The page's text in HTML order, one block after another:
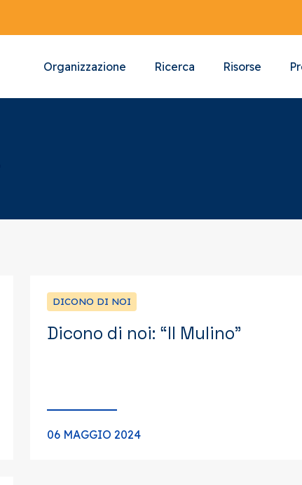
Organizzazione Ricerca Risorse
DICONO DI NOI
Dicono di noi: “Il Mulino”
06 MAGGIO 2024